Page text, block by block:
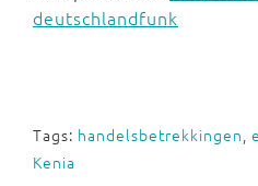
deutschlandfunk
Tags: handelsbetrekkingen,
Kenia